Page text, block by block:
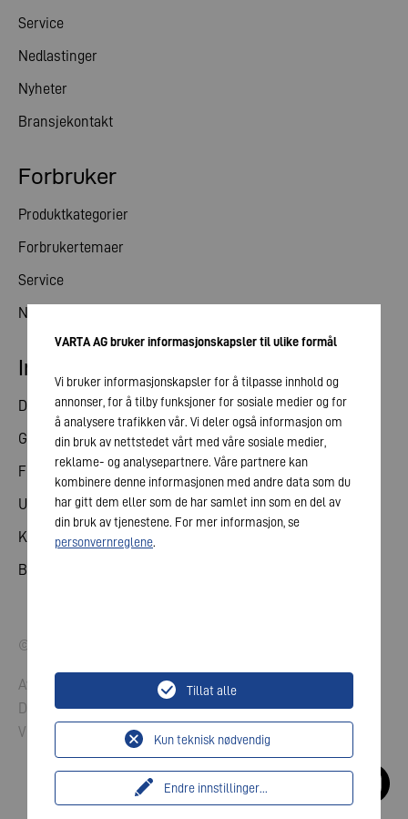
Forbruker
Produktkategorier
Forbrukertemaer
Service
Nyheter
Service
Nedlastinger
Nyheter
Bransjekontakt
Investorrelasjoner
Del
Generalforsamling
Finanskalender
Utgivelser
Kontakt med investorer
Bedriftsledelse
© 2026 VARTA AG. Med enerett.
Avtrykk
Datavern
Vilkår og betingelser
VARTA AG bruker informasjonskapsler til ulike formål
Vi bruker informasjonskapsler for å tilpasse innhold og
annonser, for å tilby funksjoner for sosiale medier og for
å analysere trafikken vår. Vi deler også informasjon om
din bruk av nettstedet vårt med våre sosiale medier,
reklame- og analysepartnere. Våre partnere kan
kombinere denne informasjonen med andre data som du
har gitt dem eller som de har samlet inn som en del av
din bruk av tjenestene. For mer informasjon, se
personvernreglene.
Endre innstillinger...
Kun teknisk nødvendig
Tillat alle